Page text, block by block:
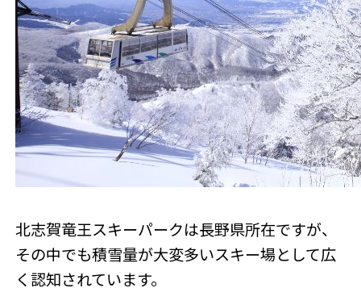
北志賀竜王スキーパークは長野県所在ですが、
その中でも積雪量が大変多いスキー場として広
く認知されています。